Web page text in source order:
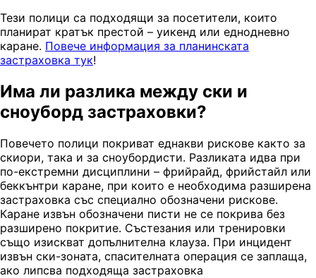
Тези полици са подходящи за посетители, които
планират кратък престой – уикенд или еднодневно
каране. Повече информация за планинската
застраховка тук!
Има ли разлика между ски и
сноуборд застраховки?
Повечето полици покриват еднакви рискове както за
скиори, така и за сноубордисти. Разликата идва при
по-екстремни дисциплини – фрийрайд, фрийстайл или
беккънтри каране, при които е необходима разширена
застраховка със специално обозначени рискове.
Каране извън обозначени писти не се покрива без
разширено покритие. Състезания или тренировки
също изискват допълнителна клауза. При инцидент
извън ски-зоната, спасителната операция се заплаща,
ако липсва подходяща застраховка